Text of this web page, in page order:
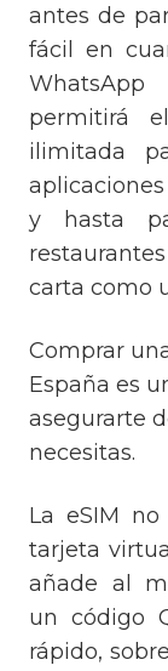
antes de
fácil en
permitirá
ilimitada
y hasta
carta como
Comprar
España es
asegurarte
necesitas.
La eSIM
tarjeta
añade al
un código
rápido,